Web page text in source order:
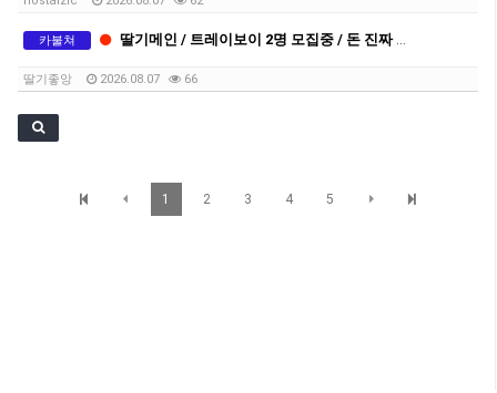
카불쳐 딸기메인 / 트레이보이 2명 모집중 / 돈 진짜 많이법니다
딸기좋앙 2026.08.07 66
1 2 3 4 5